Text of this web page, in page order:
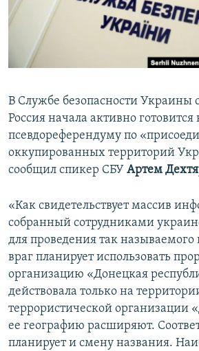
ПОБЕДИТЕЛЕЙ НЕ СУДЯТ?
КРЫМ.НЕПОКОРЕННЫЙ
ELIFBE
ПРИСОЕДИНЯЙТЕСЬ!
Все сайты RFE/RL
В Службе безопасности Украины
Россия начала активно готовится
псевдореферендуму по
оккупированных территорий
сообщил спикер СБУ Артем
«Как свидетельствует массив
собранный сотрудниками
для проведения так называемого
враг планирует использовать
организацию «Донецкая
действовала только на
террористической организации
ее географию расширяют.
планирует и смену названия.